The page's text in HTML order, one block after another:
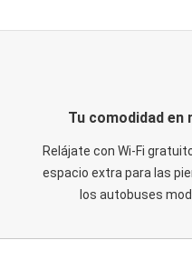
Tu comodidad en
Relájate con Wi-Fi
espacio extra para las
los autobuses